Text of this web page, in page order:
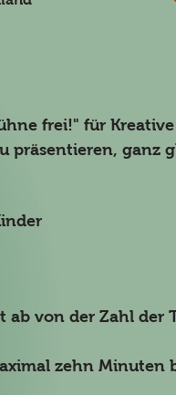
frei!" für
präsentieren, ganz
ab von der Zahl
zehn Minuten